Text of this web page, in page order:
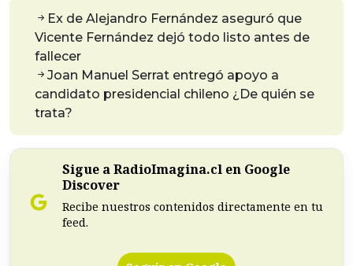
Ex de Alejandro Fernández aseguró que
Vicente Fernández dejó todo listo antes de
fallecer
Joan Manuel Serrat entregó apoyo a
candidato presidencial chileno ¿De quién se
trata?
Sigue a RadioImagina.cl en Google
Discover
Recibe nuestros contenidos directamente en tu
feed.